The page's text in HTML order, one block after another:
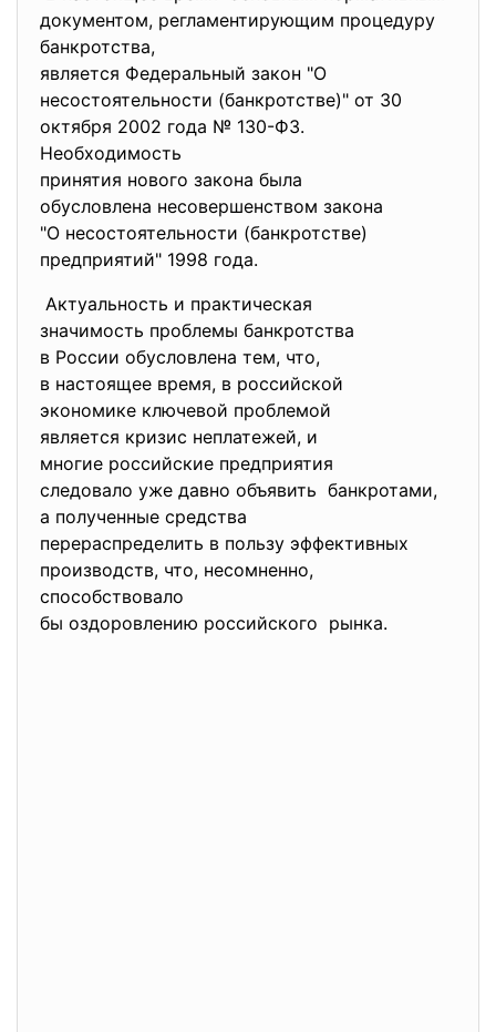
документом, регламентирующим процедуру
банкротства,
является Федеральный закон "О
несостоятельности (банкротстве)" от 30
октября 2002 года № 130-Ф3.
Необходимость
принятия нового закона была
обусловлена несовершенством закона
"О несостоятельности (банкротстве)
предприятий" 1998 года.
Актуальность и практическая
значимость проблемы банкротства
в России обусловлена тем, что,
в настоящее время, в российской
экономике ключевой проблемой
является кризис неплатежей, и
многие российские предприятия
следовало уже давно объявить банкротами,
а полученные средства
перераспределить в пользу эффективных
производств, что, несомненно,
способствовало
бы оздоровлению российского рынка.